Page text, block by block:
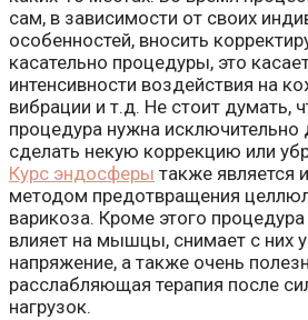
сам, в зависимости от своих
особенностей, вносить
касательно процедуры, это
интенсивности воздействия на
вибрации и т.д. Не стоит думать,
процедура нужна исключительно
сделать некую коррекцию или
Курс эндосферы также является
методом предотвращения
варикоза. Кроме этого
влияет на мышцы, снимает с них
напряжение, а также очень
расслабляющая терапия после
нагрузок.